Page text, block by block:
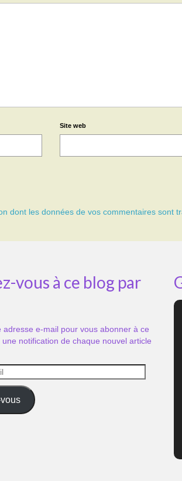
Site web
dont les données de vos commentaires sont
vous à ce blog par
adresse e-mail pour vous abonner à ce
notification de chaque nouvel article